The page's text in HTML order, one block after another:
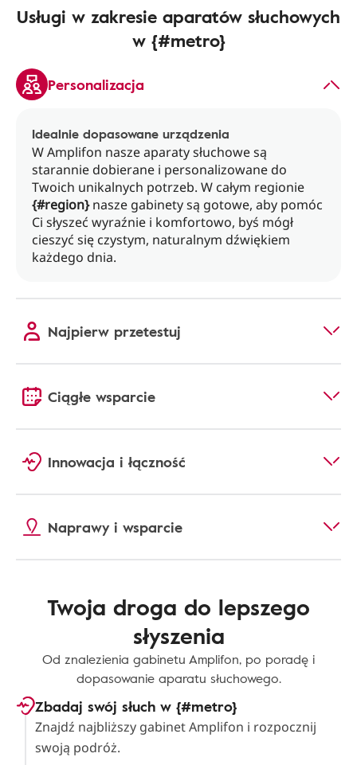
Usługi w zakresie aparatów słuchowych
w {#metro}
Personalizacja
Idealnie dopasowane urządzenia
W Amplifon nasze aparaty słuchowe są
starannie dobierane i personalizowane do
Twoich unikalnych potrzeb. W całym regionie
{#region}nasze gabinety są gotowe, aby pomóc
Ci słyszeć wyraźnie i komfortowo, byś mógł
cieszyć się czystym, naturalnym dźwiękiem
każdego dnia.
Najpierw przetestuj
Ciągłe wsparcie
Innowacja i łączność
Naprawy i wsparcie
Twoja droga do lepszego
słyszenia
Od znalezienia gabinetu Amplifon, po poradę i
dopasowanie aparatu słuchowego.
Zbadaj swój słuch w {#metro}
Znajdź najbliższy gabinet Amplifon i rozpocznij
swoją podróż.